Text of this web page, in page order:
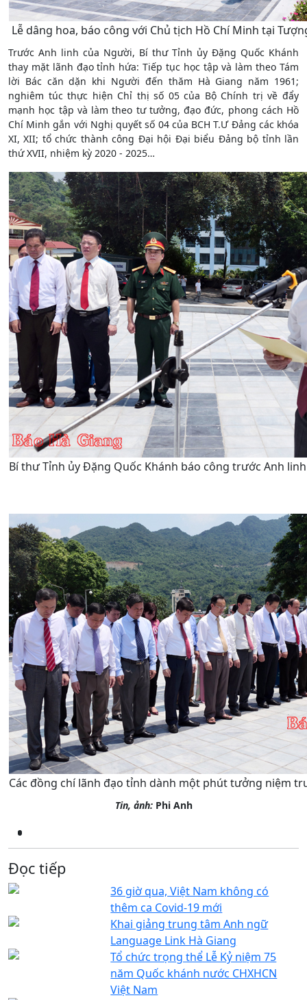
Lễ dâng hoa, báo công với Chủ tịch Hồ Chí Minh tại
Trước Anh linh của Người, Bí thư Tỉnh ủy Đặng Quốc Khánh
thay mặt lãnh đạo tỉnh hứa: Tiếp tục học tập và làm theo Tám
lời Bác căn dặn khi Người đến thăm Hà Giang năm 1961;
nghiêm túc thực hiện Chỉ thị số 05 của Bộ Chính trị về đẩy
mạnh học tập và làm theo tư tưởng, đạo đức, phong cách Hồ
Chí Minh gắn với Nghị quyết số 04 của BCH T.Ư Đảng các khóa
XI, XII; tổ chức thành công Đại hội Đại biểu Đảng bộ tỉnh lần
thứ XVII, nhiệm kỳ 2020 - 2025…
Bí thư Tỉnh ủy Đặng Quốc Khánh báo công trước Anh
Các đồng chí lãnh đạo tỉnh dành một phút tưởng niệm
Tin, ảnh:Phi Anh
Đọc tiếp
36 giờ qua, Việt Nam không có
thêm ca Covid-19 mới
Khai giảng trung tâm Anh ngữ
Language Link Hà Giang
Tổ chức trọng thể Lễ Kỷ niệm 75
năm Quốc khánh nước CHXHCN
Việt Nam